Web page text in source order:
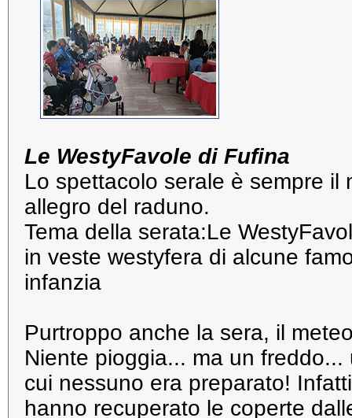
Le WestyFavole di Fufina
Lo spettacolo serale è sempre il
allegro del raduno.
Tema della serata:Le
in veste westyfera di alcune
infanzia
Purtroppo anche la sera, il
Niente pioggia... ma un
cui nessuno era preparato!
hanno recuperato le coperte